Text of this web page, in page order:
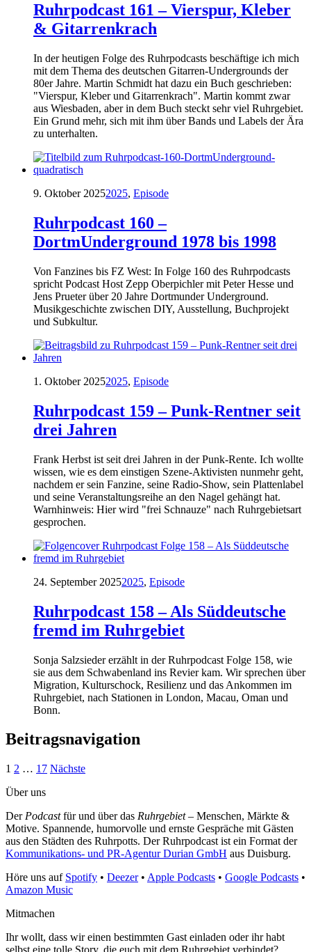
Ruhrpodcast 161 – Vierspur, Kleber
& Gitarrenkrach
In der heutigen Folge des Ruhrpodcasts beschäftige ich mich
mit dem Thema des deutschen Gitarren-Undergrounds der
80er Jahre. Martin Schmidt hat dazu ein Buch geschrieben:
"Vierspur, Kleber und Gitarrenkrach". Martin kommt zwar
aus Wiesbaden, aber in dem Buch steckt sehr viel Ruhrgebiet.
Ein Grund mehr, sich mit ihm über Bands und Labels der Ära
zu unterhalten.
9. Oktober 20252025, Episode
Ruhrpodcast 160 –
DortmUnderground 1978 bis 1998
Von Fanzines bis FZ West: In Folge 160 des Ruhrpodcasts
spricht Podcast Host Zepp Oberpichler mit Peter Hesse und
Jens Prueter über 20 Jahre Dortmunder Underground.
Musikgeschichte zwischen DIY, Ausstellung, Buchprojekt
und Subkultur.
1. Oktober 20252025, Episode
Ruhrpodcast 159 – Punk-Rentner seit
drei Jahren
Frank Herbst ist seit drei Jahren in der Punk-Rente. Ich wollte
wissen, wie es dem einstigen Szene-Aktivisten nunmehr geht,
nachdem er sein Fanzine, seine Radio-Show, sein Plattenlabel
und seine Veranstaltungsreihe an den Nagel gehängt hat.
Warnhinweis: Hier wird "frei Schnauze" nach Ruhrgebietsart
gesprochen.
24. September 20252025, Episode
Ruhrpodcast 158 – Als Süddeutsche
fremd im Ruhrgebiet
Sonja Salzsieder erzählt in der Ruhrpodcast Folge 158, wie
sie aus dem Schwabenland ins Revier kam. Wir sprechen über
Migration, Kulturschock, Resilienz und das Ankommen im
Ruhrgebiet, nach Stationen in London, Macau, Oman und
Bonn.
Beitragsnavigation
1 2 … 17 Nächste
Über uns
Der Podcastfür und über das Ruhrgebiet– Menschen, Märkte &
Motive. Spannende, humorvolle und ernste Gespräche mit Gästen
aus den Städten des Ruhrpotts. Der Ruhrpodcast ist ein Format der
Kommunikations- und PR-Agentur Durian GmbH aus Duisburg.
Höre uns auf Spotify • Deezer• Apple Podcasts • Google Podcasts •
Amazon Music
Mitmachen
Ihr wollt, dass wir einen bestimmten Gast einladen oder ihr habt